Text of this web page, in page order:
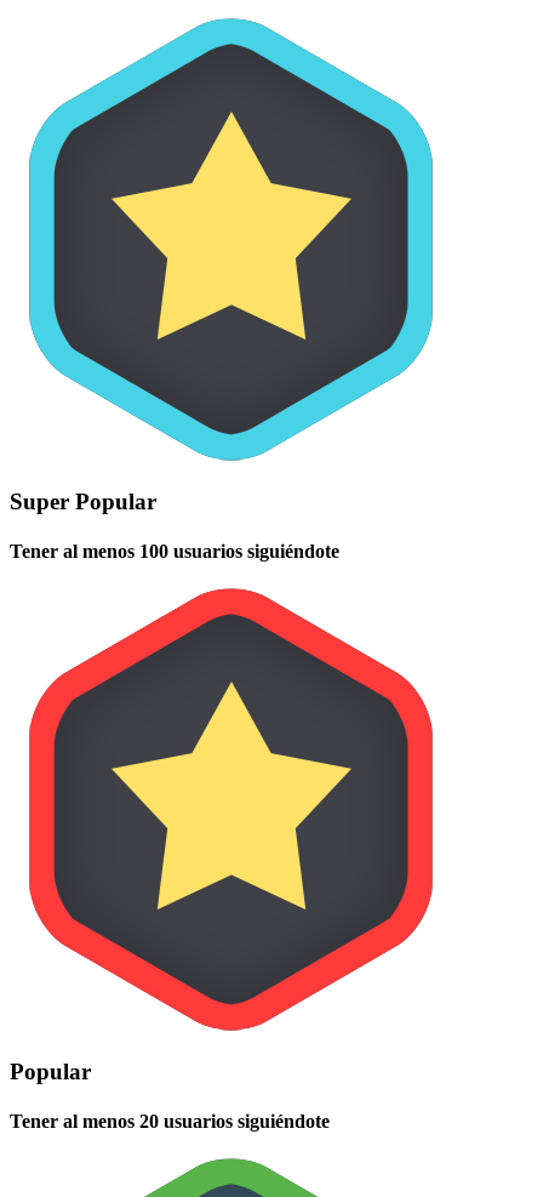
Super Popular
Tener al menos 100 usuarios siguiéndote
Popular
Tener al menos 20 usuarios siguiéndote